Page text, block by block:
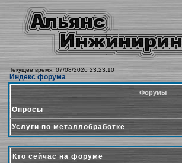
Текущее время: 07/08/2026 23:23:10
Индекс форума
Форумы
Опросы
Услуги по металлобработке
Кто сейчас на форуме